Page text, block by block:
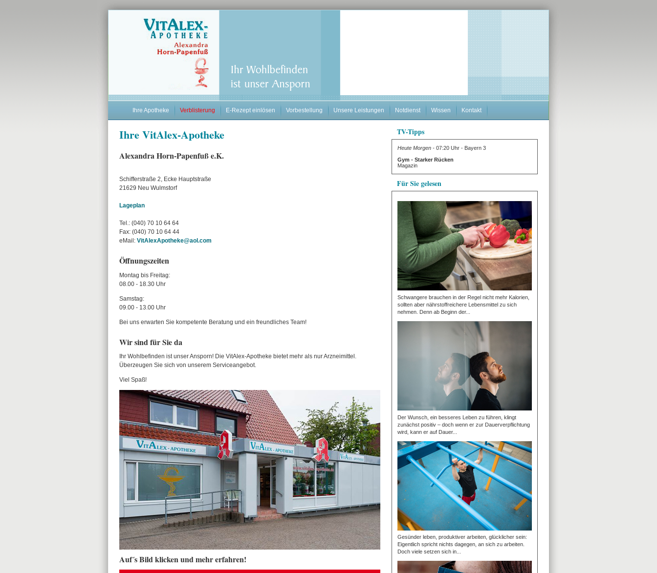
Ihre Apotheke Verblisterung E-Rezept einlösen Vorbestellung Unsere Leistungen Notdienst Wissen Kontakt
Ihre VitAlex-Apotheke
Alexandra Horn-Papenfuß e.K.
Schifferstraße 2, Ecke Hauptstraße
21629 Neu Wulmstorf
Lageplan
Tel.: (040) 70 10 64 64
Fax: (040) 70 10 64 44
eMail: VitAlexApotheke@aol.com
Öffnungszeiten
Montag bis Freitag:
08.00 - 18.30 Uhr
Samstag:
09.00 - 13.00 Uhr
Bei uns erwarten Sie kompetente Beratung und ein freundliches Team!
Wir sind für Sie da
Ihr Wohlbefinden ist unser Ansporn! Die VitAlex-Apotheke bietet mehr als nur Arzneimittel.
Überzeugen Sie sich von unserem Serviceangebot.
Viel Spaß!
Auf´s Bild klicken und mehr erfahren!
TV-Tipps
Heute Morgen - 07:20 Uhr - Bayern 3
Gym - Starker Rücken
Magazin
Für Sie gelesen
Schwangere brauchen in der Regel nicht mehr Kalorien,
sollten aber nährstoffreichere Lebensmittel zu sich
nehmen. Denn ab Beginn der...
Der Wunsch, ein besseres Leben zu führen, klingt
zunächst positiv – doch wenn er zur Dauerverpflichtung
wird, kann er auf Dauer...
Gesünder leben, produktiver arbeiten, glücklicher sein:
Eigentlich spricht nichts dagegen, an sich zu arbeiten.
Doch viele setzen sich in...